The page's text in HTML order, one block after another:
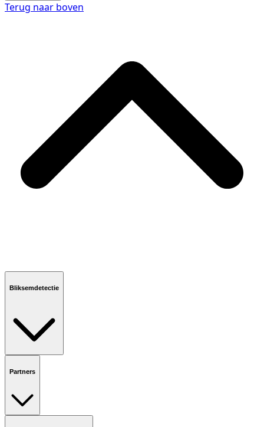
Terug naar boven
Bliksemdetectie
Partners